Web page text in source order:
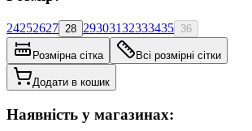
24252627 28 29303132333435 36
Розмірна сітка Всі розмірні сітки
Додати в кошик
Наявність у магазинах: